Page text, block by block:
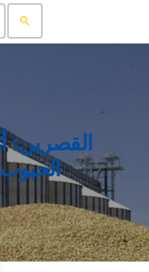
search
القصرين: